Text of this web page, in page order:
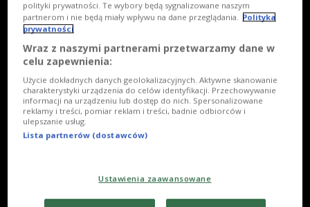
/21 WSZYSTKIE
polityki prywatności. Te wybory będą sygnalizowane naszym
partnerom i nie będą miały wpływu na dane przeglądania. Polityka
prywatności
Wraz z naszymi partnerami przetwarzamy dane w
celu zapewnienia:
Użycie dokładnych danych geolokalizacyjnych. Aktywne skanowanie
charakterystyki urządzenia do celów identyfikacji. Przechowywanie
informacji na urządzeniu lub dostęp do nich. Spersonalizowane
reklamy i treści, pomiar reklam i treści, badnie odbiorców i
ulepszanie usług.
Lista partnerów (dostawców)
Ustawienia zaawansowane